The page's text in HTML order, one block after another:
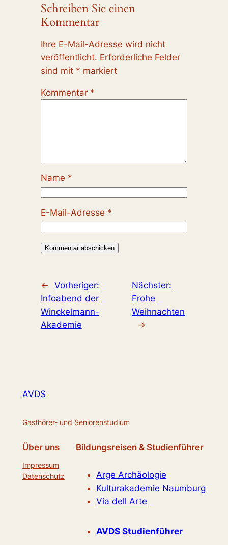
Schreiben Sie einen
Kommentar
Ihre E-Mail-Adresse wird nicht
veröffentlicht. Erforderliche Felder
sind mit * markiert
Kommentar *
Name *
E-Mail-Adresse *
← Vorheriger:
Infoabend der
Winckelmann-
Akademie
Nächster:
Frohe
Weihnachten
→
AVDS
Gasthörer- und Seniorenstudium
Über uns
Impressum
Datenschutz
Bildungsreisen & Studienführer
Arge Archäologie
Kulturakademie Naumburg
Via dell Arte
AVDS Studienführer